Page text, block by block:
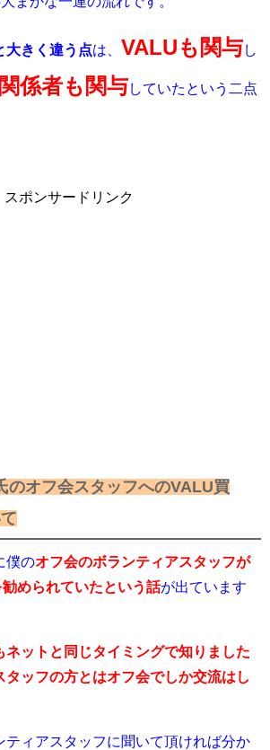
大きく違う点は、 VALUも関与し
係者も関与していたという二点
スポンサードリンク
のオフ会スタッフへのVALU買
僕のオフ会のボランティアスタッフが
められていたという話が出ています
ネットと同じタイミングで知りました
タッフの方とはオフ会でしか交流はし
ティアスタッフに聞いて頂ければ分か